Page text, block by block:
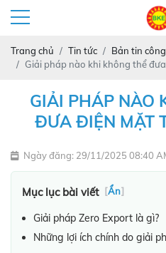
Trang chủ Tin tức
Bản tin
Giải pháp nào khi không thể
GIẢI PHÁP NÀO
ĐƯA ĐIỆN MẶT
Ngày đăng: 29/11/2025 08:40
Mục lục bài viết [Ẩn]
Giải pháp Zero Export là gì?
Những lợi ích chính do giải